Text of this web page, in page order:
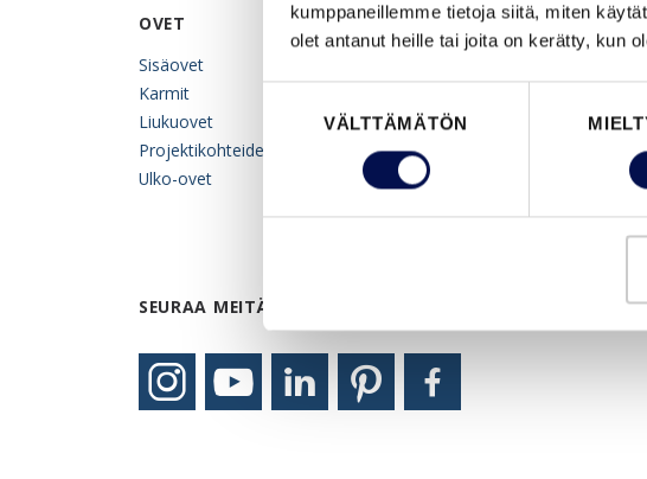
kumppaneillemme tietoja siitä, miten
olet antanut heille tai joita on kerätty, kun
VÄLTTÄMÄTÖN
OVET
Sisäovet
Karmit
Liukuovet
Projektikohteiden ovet
Ulko-ovet
INSPIRAATIO
Inspiraatioblogi
Referenssit
UKK
Oven
RT-kortti
SEURAA MEITÄ